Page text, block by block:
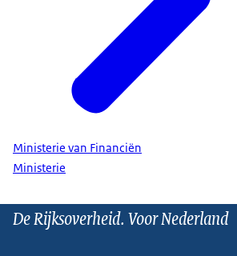
Ministerie van Financiën
Ministerie
De Rijksoverheid. Voor Nederland